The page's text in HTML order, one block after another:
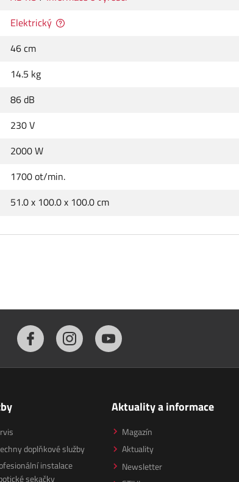
Elektrický
46 cm
14.5 kg
86 dB
230 V
2000 W
1700 ot/min.
51.0 x 100.0 x 100.0 cm
doplňkové služby
instalace
sekačky
Aktuality a informace
Magazín
Aktuality
Newsletter